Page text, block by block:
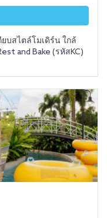
บสไตล์โมเดิร์น ใกล้
and Bake (รหัสKC)